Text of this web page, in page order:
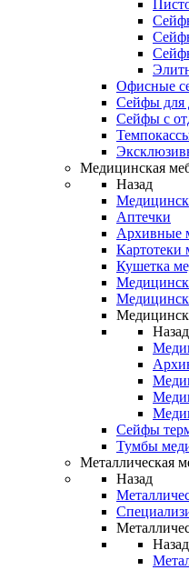
Офисные
Сейфы для
Сейфы с
Медицинская
Назад
Аптечки
Архивные
Картотеки
Кушетка
Назад
Сейфы
Тумбы
Металлическая
Назад
Назад